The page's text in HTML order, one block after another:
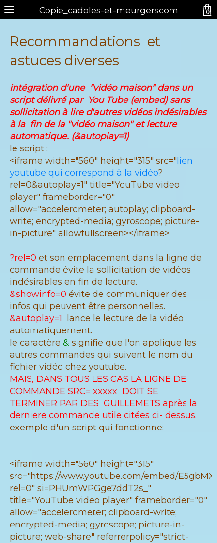
Inscrivez-vous à notre newsletter
Copie_cadoles-et-meurgerscom
Recommandations et
astuces diverses
intégration d'une "vidéo maison" dans un
script délivré par You Tube (embed) sans
sollicitation à lire d'autres vidéos indésirables
à la fin de la "vidéo maison" et lecture
automatique. (&autoplay=1)
le script :
<iframe width="560" height="315" src=" lien
youtube qui correspond à la vidéo?
rel=0&autoplay=1" title="YouTube video
player" frameborder="0"
allow="accelerometer; autoplay; clipboard-
write; encrypted-media; gyroscope; picture-
in-picture" allowfullscreen></iframe>
?rel=0 et son emplacement dans la ligne de
commande évite la sollicitation de vidéos
indésirables en fin de lecture.
&showinfo=0 évite de communiquer des
infos qui peuvent être personnelles.
&autoplay=1 lance le lecture de la vidéo
automatiquement.
le caractère & signifie que l'on applique les
autres commandes qui suivent le nom du
fichier vidéo chez youtube.
MAIS, DANS TOUS LES CAS LA LIGNE DE
COMMANDE SRC= xxxxx DOIT SE
TERMINER PAR DES GUILLEMETS après la
derniere commande utile citées ci- dessus.
exemple d'un script qui fonctionne:
<iframe width="560" height="315"
src="https://www.youtube.com/embed/
rel=0" si=PHUmWPGge7ddT2s_"
title="YouTube video player" frameborder="0"
allow="accelerometer; clipboard-write;
encrypted-media; gyroscope; picture-in-
picture; web-share" referrerpolicy="strict-
0